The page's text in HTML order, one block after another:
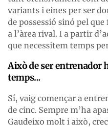
variants i eines per ser
de possessió sinó pel
a l’àrea rival. I a partir
que necessitem temps
Això de ser entrenador
temps...
Sí, vaig començar a
de cinc. Sempre m’ha
Gaudeixo molt i això,